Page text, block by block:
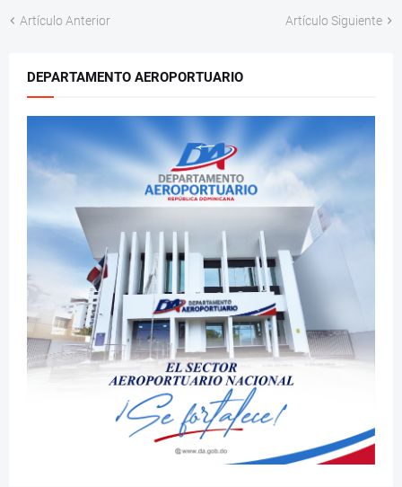
Artículo Anterior Artículo Siguiente
DEPARTAMENTO AEROPORTUARIO